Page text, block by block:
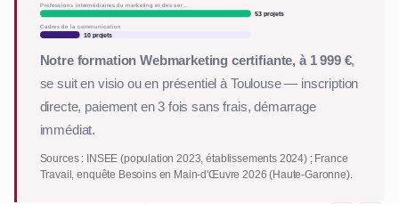
Professions intermédiaires du marketing et des ser…
53 projets
Cadres de la communication
10 projets
Notre formation Webmarketing certifiante, à 1 999 €,
se suit en visio ou en présentiel à Toulouse — inscription
directe, paiement en 3 fois sans frais, démarrage
immédiat.
Sources : INSEE (population 2023, établissements 2024) ; France
Travail, enquête Besoins en Main-d'Œuvre 2026 (Haute-Garonne).